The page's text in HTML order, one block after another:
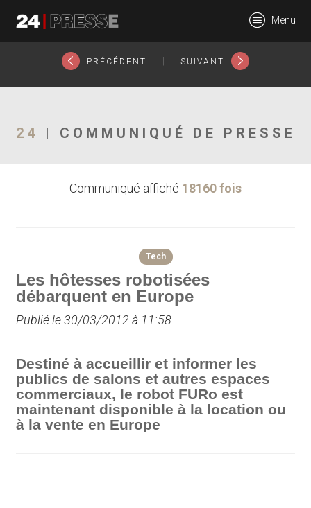
24Presse -
Communiqués de
Menu
PRÉCÉDENT SUIVANT
24 | COMMUNIQUÉ DE PRESSE
Communiqué affiché 18160 fois
Tech
Les hôtesses robotisées
débarquent en Europe
Publié le 30/03/2012 à 11:58
Destiné à accueillir et informer les
publics de salons et autres espaces
commerciaux, le robot FURo est
maintenant disponible à la location ou
à la vente en Europe